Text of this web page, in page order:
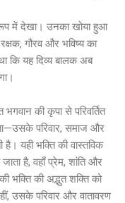
में देखा। उनका खोया हुआ
गौरव और भविष्य का
कि यह दिव्य बालक अब
की कृपा से परिवर्तित
परिवार, समाज और
यही भक्ति की वास्तविक
है, वहाँ प्रेम, शांति और
भक्ति की अद्भुत शक्ति को
उसके परिवार और वातावरण